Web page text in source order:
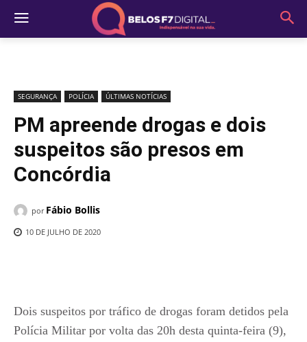
SEGURANÇA POLÍCIA ÚLTIMAS NOTÍCIAS
PM apreende drogas e dois
suspeitos são presos em
Concórdia
por Fábio Bollis
10 DE JULHO DE 2020
Dois suspeitos por tráfico de drogas foram detidos pela
Polícia Militar por volta das 20h desta quinta-feira (9),